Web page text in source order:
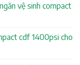
vệ sinh compact
cdf 1400psi cho